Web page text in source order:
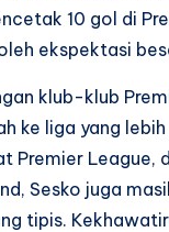
10 gol di
ekspektasi
klub-klub
ke liga yang
Premier League,
Sesko juga
tipis.